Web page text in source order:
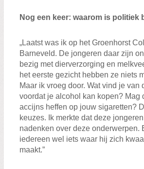
Nog een keer: waarom is politiek
„Laatst was ik op het Groenhorst
Barneveld. De jongeren daar zijn
bezig met dierverzorging en
het eerste gezicht hebben ze niets
Maar ik vroeg door. Wat vind je van
voordat je alcohol kan kopen? Mag
accijns heffen op jouw sigaretten?
keuzes. Ik merkte dat deze
nadenken over deze onderwerpen.
iedereen wel iets waar hij zich
maakt.”